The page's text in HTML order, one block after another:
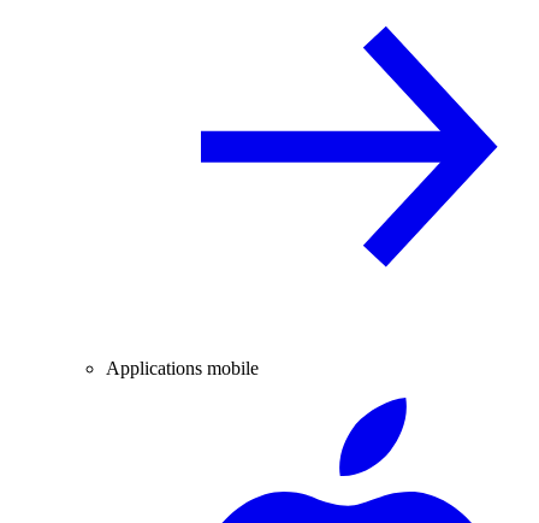
Applications mobile